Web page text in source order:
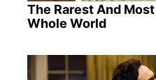
The Rarest And
Whole World